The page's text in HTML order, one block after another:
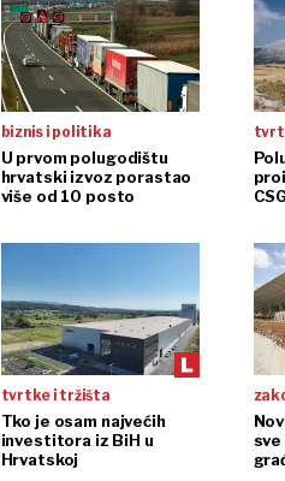
biznis i politika
U prvom polugodištu
hrvatski izvoz porastao
više od 10 posto
tvrtke i tržišta
Tko je osam najvećih
investitora iz BiH u
Hrvatskoj